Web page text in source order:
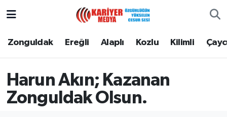
Zonguldak Ereğli Alaplı Kozlu Kilimli
Harun Akın; Kazanan
Zonguldak Olsun.
Zonguldak
Zonguldak Nöbetçi Eczaneler
Zonguldak Namaz Vakitleri